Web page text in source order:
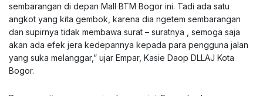
sembarangan di depan Mall BTM Bogor ini. Tadi ada satu
angkot yang kita gembok, karena dia ngetem sembarangan
dan supirnya tidak membawa surat – suratnya , semoga saja
akan ada efek jera kedepannya kepada para pengguna jalan
yang suka melanggar,” ujar Empar, Kasie Daop DLLAJ Kota
Bogor.